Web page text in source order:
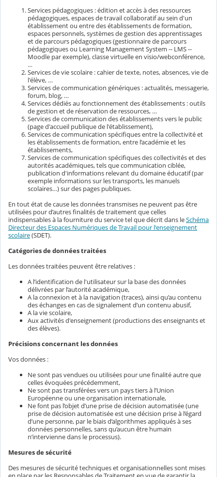
Services pédagogiques : édition et accès à des ressources
pédagogiques, espaces de travail collaboratif au sein d'un
établissement ou entre des établissements de formation,
espaces personnels, systèmes de gestion des apprentissages
et de parcours pédagogiques (gestionnaire de parcours
pédagogiques ou Learning Management System -- LMS --
Moodle par exemple), classe virtuelle en visio/webconférence,
…
Services de vie scolaire : cahier de texte, notes, absences, vie de
l'élève, …
Services de communication génériques : actualités, messagerie,
forum, blog, …
Services dédiés au fonctionnement des établissements : outils
de gestion et de réservation de ressources, …
Services de communication des établissements vers le public
(page d'accueil publique de l'établissement),
Services de communication spécifiques entre la collectivité et
les établissements de formation, entre l’académie et les
établissements,
Services de communication spécifiques des collectivités et des
autorités académiques, tels que communication ciblée,
publication d'informations relevant du domaine éducatif (par
exemple informations sur les transports, les manuels
scolaires…) sur des pages publiques.
En tout état de cause les données transmises ne peuvent pas être
utilisées pour d’autres finalités de traitement que celles
indispensables à la fourniture du service tel que décrit dans leSchéma
Directeur des Espaces Numériques de Travail pour l'enseignement
scolaire(SDET).
Catégories de données traitées
Les données traitées peuvent être relatives :
A l’identification de l'utilisateur sur la base des données
délivrées par l’autorité académique,
A la connexion et à la navigation (traces), ainsi qu’au contenu
des échanges en cas de signalement d’un contenu abusif,
A la vie scolaire,
Aux activités d'enseignement (productions des enseignants et
des élèves).
Précisions concernant les données
Vos données :
Ne sont pas vendues ou utilisées pour une finalité autre que
celles évoquées précédemment,
Ne sont pas transférées vers un pays tiers à l’Union
Européenne ou une organisation internationale,
Ne font pas l’objet d’une prise de décision automatisée (une
prise de décision automatisée est une décision prise à l’égard
d’une personne, par le biais d’algorithmes appliqués à ses
données personnelles, sans qu’aucun être humain
n’intervienne dans le processus).
Mesures de sécurité
Des mesures de sécurité techniques et organisationnelles sont mises